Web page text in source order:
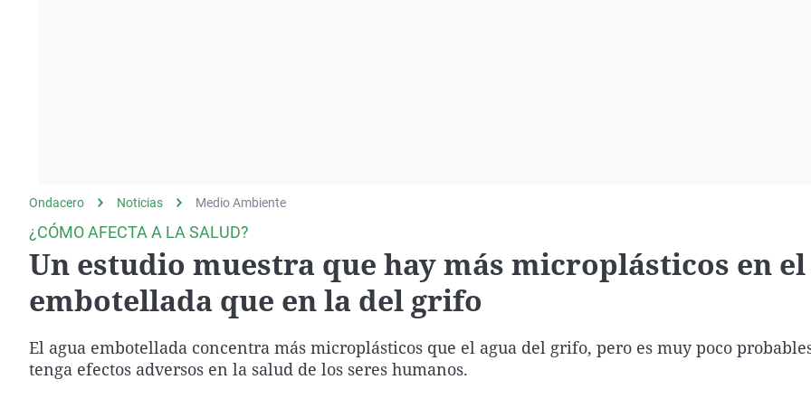
Ondacero Noticias Medio Ambiente
¿CÓMO AFECTA A LA SALUD?
Un estudio muestra que hay más microplásticos en el
embotellada que en la del grifo
El agua embotellada concentra más microplásticos que el agua del grifo, pero es muy poco
tenga efectos adversos en la salud de los seres humanos.